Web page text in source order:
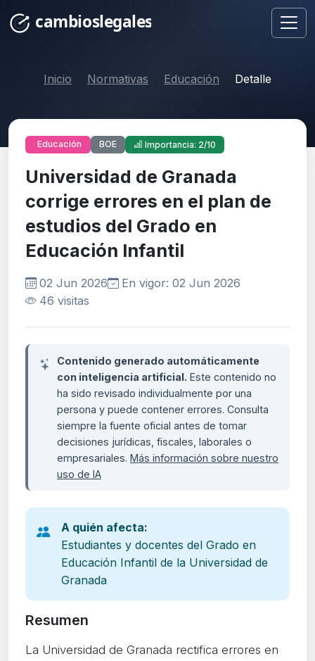
Inicio Normativas Educación Detalle
Educación BOE Importancia: 2/10
Universidad de Granada
corrige errores en el plan de
estudios del Grado en
Educación Infantil
02 Jun 2026
En vigor: 02 Jun 2026
46 visitas
Contenido generado automáticamente
con inteligencia artificial. Este contenido no
ha sido revisado individualmente por una
persona y puede contener errores. Consulta
siempre la fuente oficial antes de tomar
decisiones jurídicas, fiscales, laborales o
empresariales. Más información sobre nuestro
uso de IA
A quién afecta:
Estudiantes y docentes del Grado en
Educación Infantil de la Universidad de
Granada
Resumen
La Universidad de Granada rectifica errores en